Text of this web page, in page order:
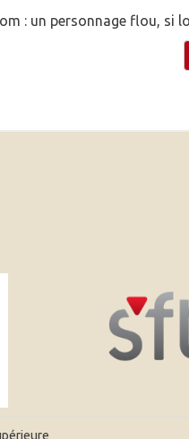
: un personnage flou,